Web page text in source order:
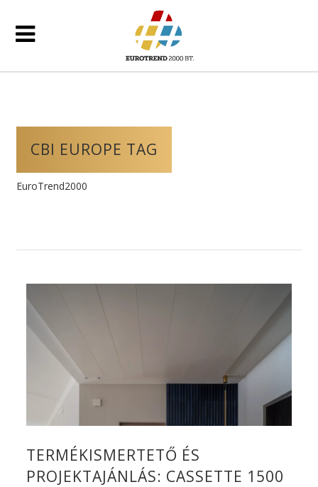
CBI EUROPE TAG
EuroTrend2000
TERMÉKISMERTETŐ ÉS
PROJEKTAJÁNLÁS: CASSETTE 1500